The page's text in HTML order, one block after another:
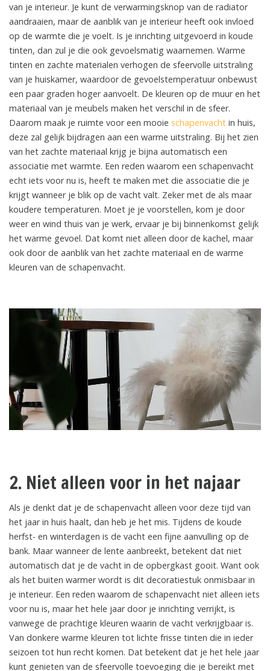
van je interieur. Je kunt de verwarmingsknop van de radiator
aandraaien, maar de aanblik van je interieur heeft ook invloed
op de warmte die je voelt. Is je inrichting uitgevoerd in koude
tinten, dan zul je die ook gevoelsmatig waarnemen. Warme
tinten en zachte materialen verhogen de sfeervolle uitstraling
van je huiskamer, waardoor de gevoelstemperatuur onbewust
een paar graden hoger aanvoelt. De kleuren op de muur en het
materiaal van je meubels maken het verschil in de sfeer.
Daarom maak je ruimte voor een mooie schapenvacht in huis,
deze zal gelijk bijdragen aan een warme uitstraling. Bij het zien
van het zachte materiaal krijg je bijna automatisch een
associatie met warmte. Een reden waarom een schapenvacht
echt iets voor nu is, heeft te maken met die associatie die je
krijgt wanneer je blik op de vacht valt. Zeker met de als maar
koudere temperaturen. Moet je je voorstellen, kom je door
weer en wind thuis van je werk, ervaar je bij binnenkomst gelijk
het warme gevoel. Dat komt niet alleen door de kachel, maar
ook door de aanblik van het zachte materiaal en de warme
kleuren van de schapenvacht.
2. Niet alleen voor in het najaar
Als je denkt dat je de schapenvacht alleen voor deze tijd van
het jaar in huis haalt, dan heb je het mis. Tijdens de koude
herfst- en winterdagen is de vacht een fijne aanvulling op de
bank. Maar wanneer de lente aanbreekt, betekent dat niet
automatisch dat je de vacht in de opbergkast gooit. Want ook
als het buiten warmer wordt is dit decoratiestuk onmisbaar in
je interieur. Een reden waarom de schapenvacht niet alleen iets
voor nu is, maar het hele jaar door je inrichting verrijkt, is
vanwege de prachtige kleuren waarin de vacht verkrijgbaar is.
Van donkere warme kleuren tot lichte frisse tinten die in ieder
seizoen tot hun recht komen. Dat betekent dat je het hele jaar
kunt genieten van de sfeervolle toevoeging die je bereikt met